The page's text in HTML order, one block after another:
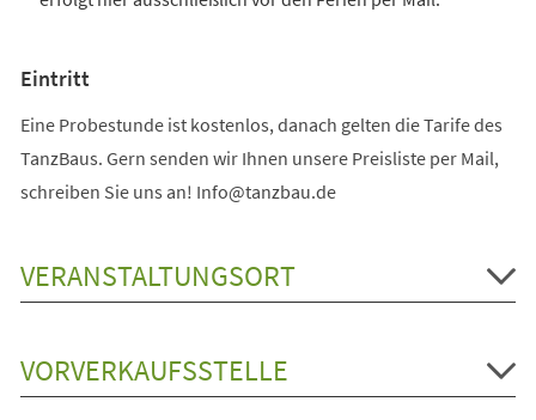
Eintritt
Eine Probestunde ist kostenlos, danach gelten die Tarife des
TanzBaus. Gern senden wir Ihnen unsere Preisliste per Mail,
schreiben Sie uns an! Info@tanzbau.de
VERANSTALTUNGSORT
VORVERKAUFSSTELLE